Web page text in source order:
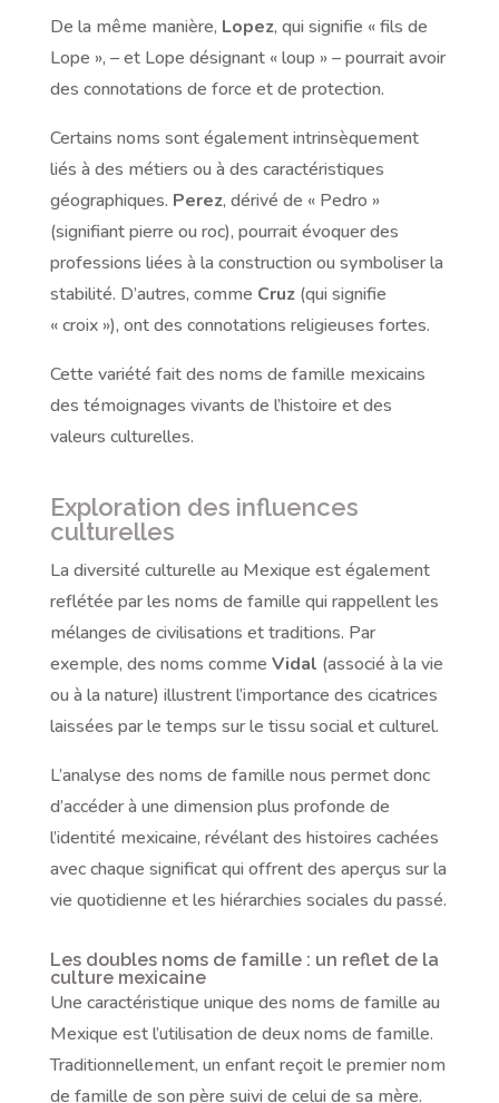
De la même manière, Lopez, qui signifie « fils de
Lope », – et Lope désignant « loup » – pourrait avoir
des connotations de force et de protection.
Certains noms sont également intrinsèquement
liés à des métiers ou à des caractéristiques
géographiques. Perez, dérivé de « Pedro »
(signifiant pierre ou roc), pourrait évoquer des
professions liées à la construction ou symboliser la
stabilité. D’autres, comme Cruz(qui signifie
« croix »), ont des connotations religieuses fortes.
Cette variété fait des noms de famille mexicains
des témoignages vivants de l’histoire et des
valeurs culturelles.
Exploration des influences
culturelles
La diversité culturelle au Mexique est également
reflétée par les noms de famille qui rappellent les
mélanges de civilisations et traditions. Par
exemple, des noms comme Vidal (associé à la vie
ou à la nature) illustrent l’importance des cicatrices
laissées par le temps sur le tissu social et culturel.
L’analyse des noms de famille nous permet donc
d’accéder à une dimension plus profonde de
l’identité mexicaine, révélant des histoires cachées
avec chaque significat qui offrent des aperçus sur la
vie quotidienne et les hiérarchies sociales du passé.
Les doubles noms de famille : un reflet de la
culture mexicaine
Une caractéristique unique des noms de famille au
Mexique est l’utilisation de deux noms de famille.
Traditionnellement, un enfant reçoit le premier nom
de famille de son père suivi de celui de sa mère.